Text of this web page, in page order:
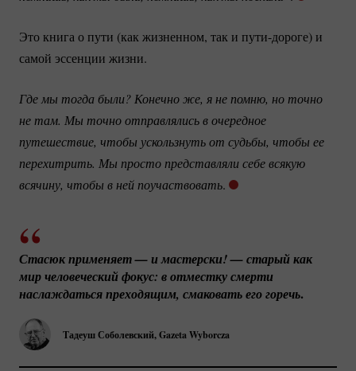
Это книга о пути (как жизненном, так и пути-дороге)и
самой эссенции жизни.
Где мы тогда были? Конечно же, я не помню, но точно
не там. Мы точно отправлялись в очередное
путешествие, чтобы ускользнуть от судьбы, чтобы ее
перехитрить. Мы просто представляли себе всякую
всячину, чтобы в ней поучаствовать.
Тадеуш Соболевский, Gazeta Wyborcza
Стасюк применяет — и мастерски! — старый как
мир человеческий фокус: в отместку смерти
наслаждаться преходящим, смаковать его горечь.